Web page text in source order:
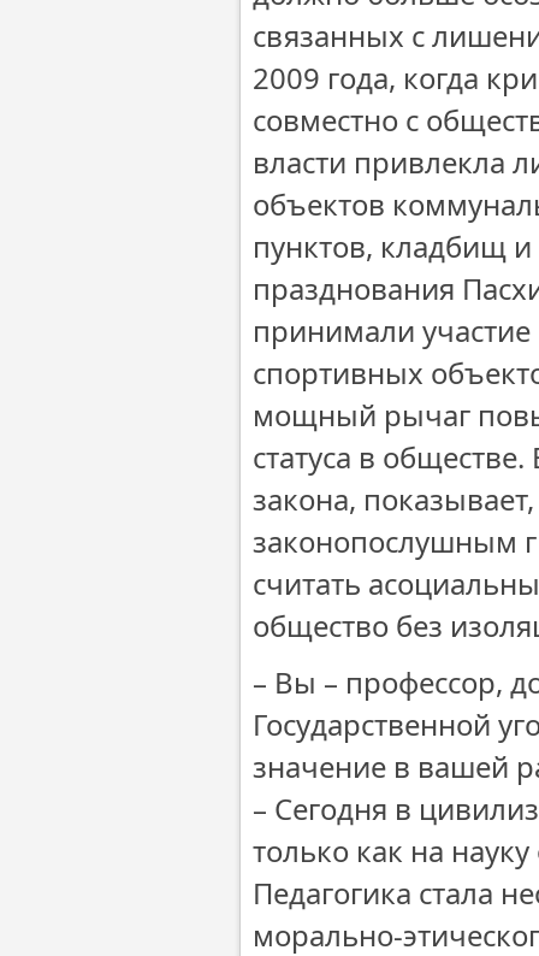
связанных с
2009 года, когда
совместно с
власти привлекла
объектов
пунктов, кладбищ
празднования
принимали участие
спортивных
мощный рычаг
статуса в
закона,
законопослушным
считать
общество без
– Вы – профессор,
Государственной
значение в вашей
– Сегодня в
только как на
Педагогика стала
морально-